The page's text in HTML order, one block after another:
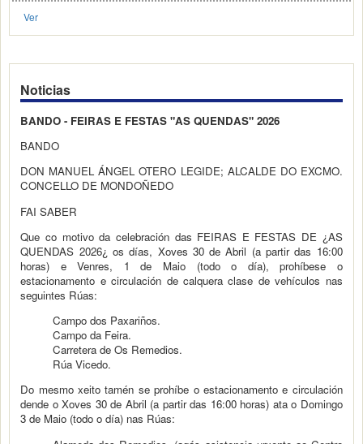
Ver
Noticias
BANDO - FEIRAS E FESTAS "AS QUENDAS" 2026
BANDO
DON MANUEL ÁNGEL OTERO LEGIDE; ALCALDE DO EXCMO.
CONCELLO DE MONDOÑEDO
FAI SABER
Que co motivo da celebración das FEIRAS E FESTAS DE ¿AS
QUENDAS 2026¿ os días, Xoves 30 de Abril (a partir das 16:00
horas) e Venres, 1 de Maio (todo o día), prohíbese o
estacionamento e circulación de calquera clase de vehículos nas
seguintes Rúas:
Campo dos Paxariños.
Campo da Feira.
Carretera de Os Remedios.
Rúa Vicedo.
Do mesmo xeito tamén se prohíbe o estacionamento e circulación
dende o Xoves 30 de Abril (a partir das 16:00 horas) ata o Domingo
3 de Maio (todo o día) nas Rúas: